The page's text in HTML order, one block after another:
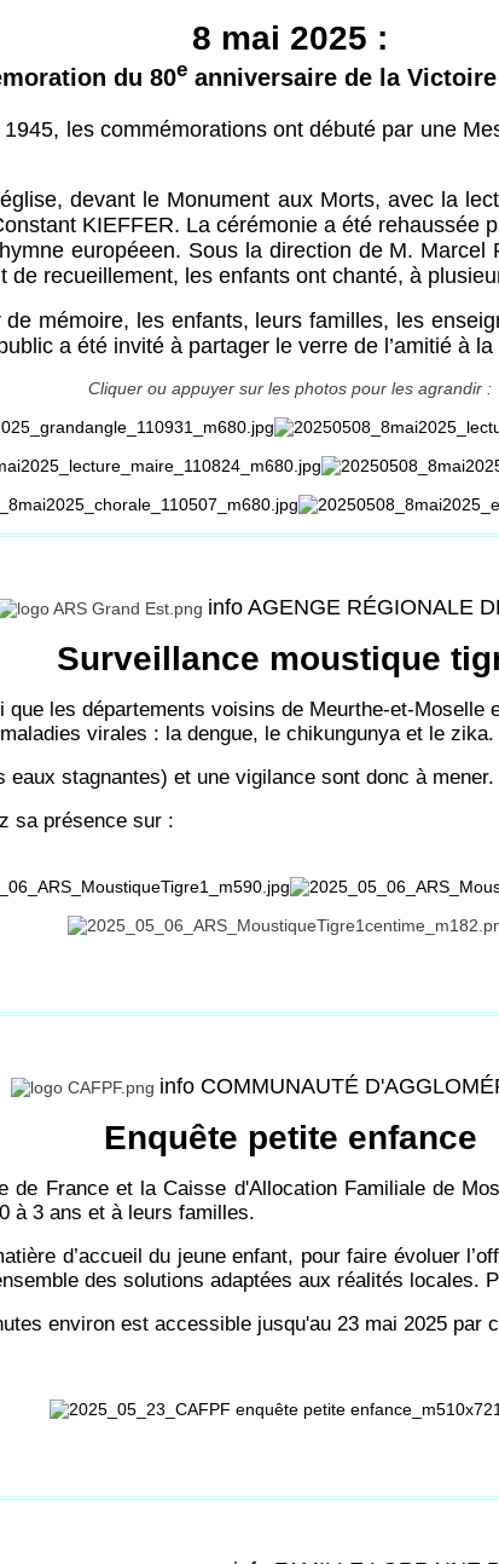
8 mai 2025 :
du 80eanniversaire de la Victoire
les commémorations ont débuté par une
devant le Monument aux Morts, avec la
KIEFFER. La cérémonie a été rehaussée
européeen. Sous la direction de M.
recueillement, les enfants ont chanté, à
mémoire, les enfants, leurs familles, les
a été invité à partager le verre de l’amitié à
Cliquer ou appuyer sur les photos pour les agrandir :
info AGENGE RÉGIONALE
Surveillance moustique
les départements voisins de Meurthe-et-
virales : la dengue, le chikungunya et le zika.
stagnantes) et une vigilance sont donc à mener.
sa présence sur :
info COMMUNAUTÉ
Enquête petite enfance
de France et la Caisse d'Allocation Familiale de
à 3 ans et à leurs familles.
d’accueil du jeune enfant, pour faire évoluer
des solutions adaptées aux réalités locales.
environ est accessible jusqu'au 23 mai 2025 par